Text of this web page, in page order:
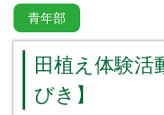
青年部
田植え体験活
びき】